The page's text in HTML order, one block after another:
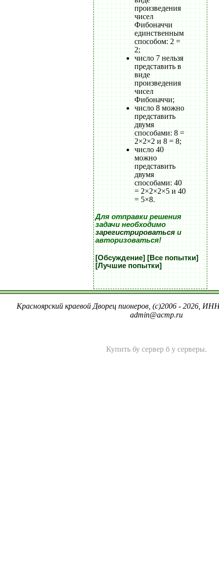
произведения
чисел
Фибоначчи
единственным
способом: 2 =
2;
число 7 нельзя
представить в
виде
произведения
чисел
Фибоначчи;
число 8 можно
представить
двумя
способами: 8 =
2×2×2 и 8 = 8;
число 40
можно
представить
двумя
способами: 40
= 2×2×2×5 и 40
= 5×8.
Для отправки решения
задачи необходимо
зарегистрироватьсяи
авторизоваться!
[Обсуждение] [Все попытки]
[Лучшие попытки]
Красноярский краевой Дворец пионеров, (c)2006 - 2026,
admin@acmp.ru
Купить бу сервер б у серверы.